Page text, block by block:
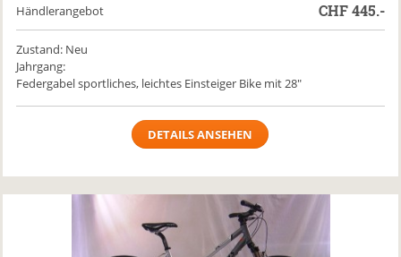
Händlerangebot CHF445.-
Zustand: Neu
Jahrgang:
Federgabel sportliches, leichtes Einsteiger Bike mit 28"
DETAILS ANSEHEN